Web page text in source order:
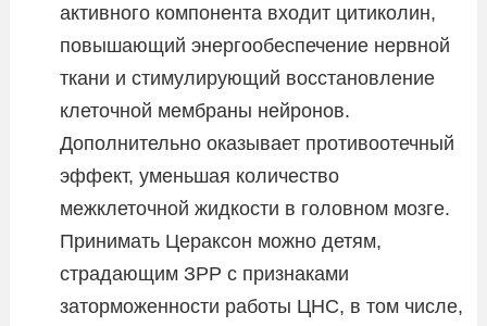
активного компонента входит цитиколин,
повышающий энергообеспечение нервной
ткани и стимулирующий восстановление
клеточной мембраны нейронов.
Дополнительно оказывает противоотечный
эффект, уменьшая количество
межклеточной жидкости в головном мозге.
Принимать Цераксон можно детям,
страдающим ЗРР с признаками
заторможенности работы ЦНС, в том числе,